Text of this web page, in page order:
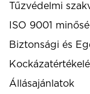
Tűzvédelmi
ISO 9001
Biztonsági és
Állásajánlatok